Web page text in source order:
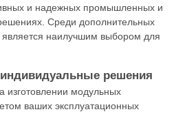
и надежных промышленных и
Среди дополнительных
наилучшим выбором для
решения
модульных
ваших эксплуатационных